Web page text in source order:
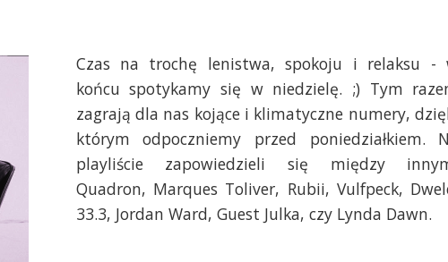
Czas na trochę lenistwa, spokoju i relaksu -
końcu spotykamy się w niedzielę. ;) Tym
zagrają dla nas kojące i klimatyczne numery,
którym odpoczniemy przed poniedziałkiem.
playliście zapowiedzieli się między
Quadron, Marques Toliver, Rubii, Vulfpeck,
33.3, Jordan Ward, Guest Julka, czy Lynda Dawn.